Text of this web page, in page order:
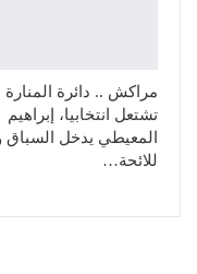
مراكش .. دائرة المنارة
تشتعل انتخابيا، إبراهيم
المعيطي يدخل السباق
للائحة…